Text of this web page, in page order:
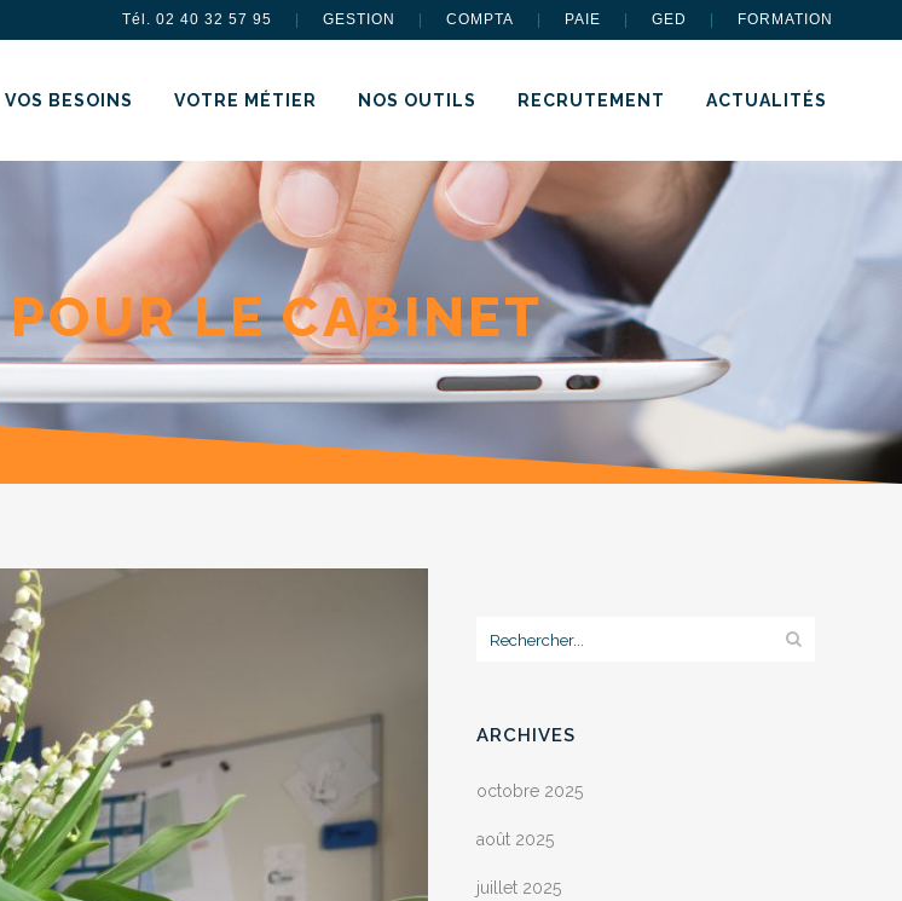
Tél. 02 40 32 57 95 GESTION COMPTA PAIE GED FORMATION
VOS BESOINS VOTRE MÉTIER NOS OUTILS RECRUTEMENT ACTUALITÉS
LE CABINET
ARCHIVES
octobre 2025
août 2025
juillet 2025